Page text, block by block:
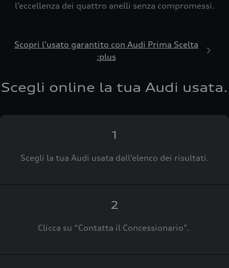
l’eccellenza dei quattro anelli senza compromessi.
Scopri l’usato garantito con Audi Prima Scelta
:plus
Scegli online la tua Audi usata.
1
Scegli la tua Audi usata dall’elenco dei risultati.
2
Clicca su “Contatta il Concessionario".